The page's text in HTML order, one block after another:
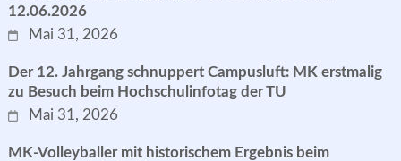
12.06.2026
Mai 31, 2026
Der 12. Jahrgang schnuppert Campusluft: MK erstmalig
zu Besuch beim Hochschulinfotag der TU
Mai 31, 2026
MK-Volleyballer mit historischem Ergebnis beim